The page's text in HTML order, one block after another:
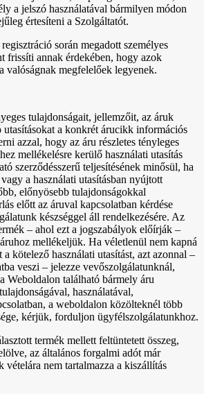
a jelszó használatával bármilyen módon
értesíteni a Szolgáltatót.
során megadott személyes
frissíti annak érdekében, hogy azok
valóságnak megfelelőek legyenek.
tulajdonságait, jellemzőit, az áruk
utasításokat a konkrét árucikk információs
azzal, hogy az áru részletes tényleges
mellékelésre kerülő használati utasítás
szerződésszerű teljesítésének minősül, ha
a használati utasításban nyújtott
előnyösebb tulajdonságokkal
előtt az áruval kapcsolatban kérdése
készséggel áll rendelkezésére. Az
– ahol ezt a jogszabályok előírják –
mellékeljük. Ha véletlenül nem kapná
kötelező használati utasítást, azt azonnal –
veszi – jelezze vevőszolgálatunknál,
Weboldalon található bármely áru
használatával,
a weboldalon közölteknél több
kérjük, forduljon ügyfélszolgálatunkhoz.
termék mellett feltüntetett összeg,
az általános forgalmi adót már
vételára nem tartalmazza a kiszállítás